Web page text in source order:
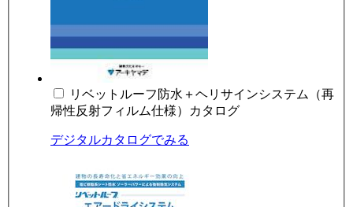
リベットルーフ防水＋ヘリサインシステム（再
帰性反射フィルム仕様）カタログ
デジタルカタログでみる